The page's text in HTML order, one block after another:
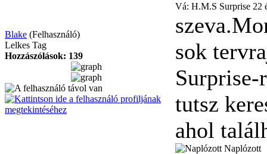
Blake (Felhasználó)
Lelkes Tag
Hozzászólások: 139
Vá: H.M.S Surprise 22
sok
tutsz
ahol
Naplózott